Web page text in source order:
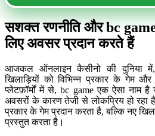
सशक्त रणनीति और bc
लिए अवसर प्रदान करते हैं
आजकल ऑनलाइन कैसीनो की दुनिया
खिलाड़ियों को विभिन्न प्रकार के गेम
प्लेटफ़ॉर्मों में से, bc game एक ऐसा नाम
अवसरों के कारण तेजी से लोकप्रिय हो रहा
प्रकार के गेम प्रदान करता है, बल्कि नए
प्रस्तुत करता है।